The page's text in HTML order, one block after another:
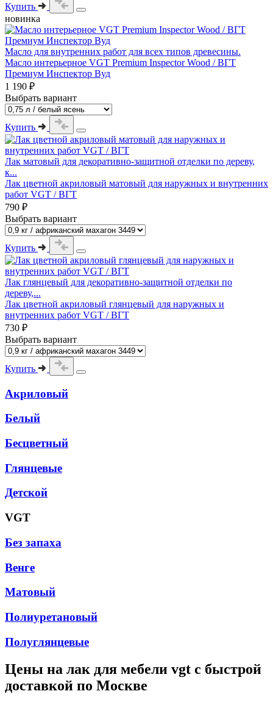
Купить
новинка
Масло для внутренних работ для всех типов древесины.
Масло интерьерное VGT Premium Inspector Wood / ВГТ
Премиум Инспектор Вуд
1 190 ₽
Выбрать вариант
Купить
Лак матовый для декоративно-защитной отделки по дереву,
к...
Лак цветной акриловый матовый для наружных и внутренних
работ VGT / ВГТ
790 ₽
Выбрать вариант
Купить
Лак глянцевый для декоративно-защитной отделки по
дереву,...
Лак цветной акриловый глянцевый для наружных и
внутренних работ VGT / ВГТ
730 ₽
Выбрать вариант
Купить
Акриловый
Белый
Бесцветный
Глянцевые
Детской
VGT
Без запаха
Венге
Матовый
Полиуретановый
Полуглянцевые
Цены на лак для мебели vgt с быстрой
доставкой по Москве